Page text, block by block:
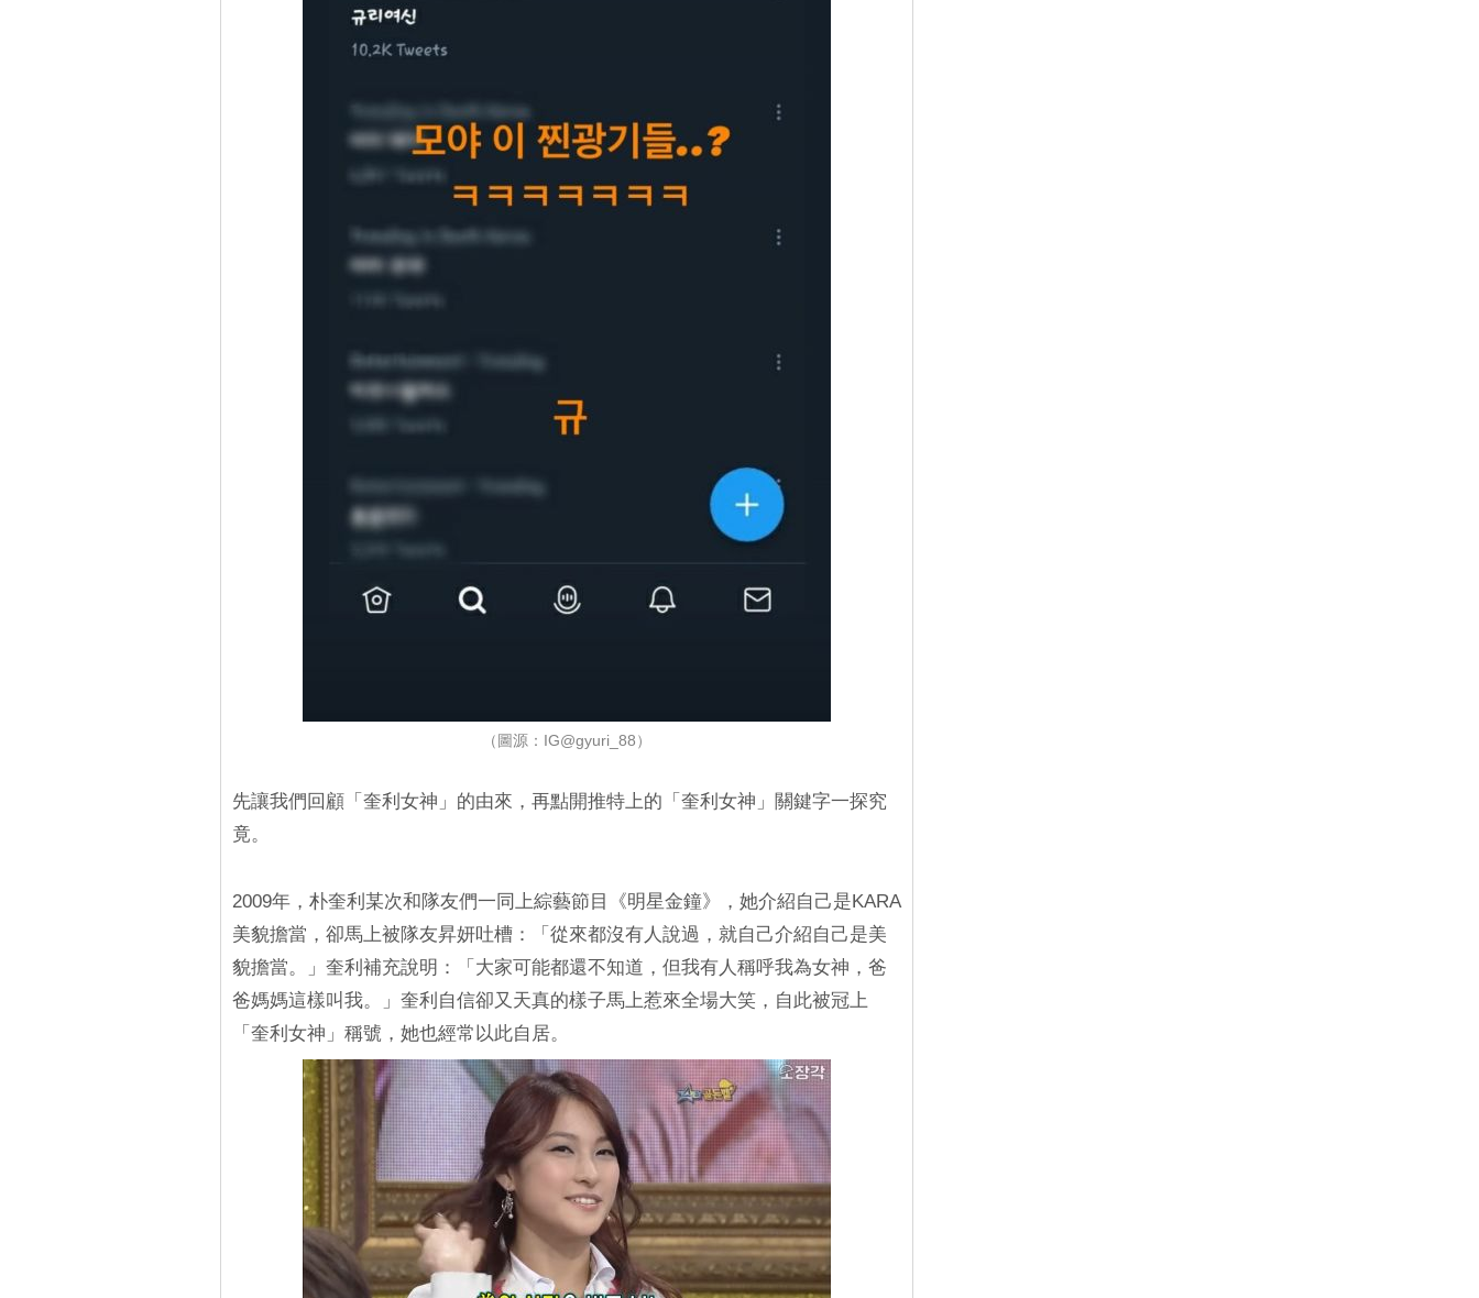
（圖源：IG@gyuri_88）
先讓我們回顧「奎利女神」的由來，再點開推特上的「奎利女神」關鍵字一探究
竟。
2009年，朴奎利某次和隊友們一同上綜藝節目《明星金鐘》，她介紹自己是KARA
美貌擔當，卻馬上被隊友昇妍吐槽：「從來都沒有人說過，就自己介紹自己是美
貌擔當。」奎利補充說明：「大家可能都還不知道，但我有人稱呼我為女神，爸
爸媽媽這樣叫我。」奎利自信卻又天真的樣子馬上惹來全場大笑，自此被冠上
「奎利女神」稱號，她也經常以此自居。